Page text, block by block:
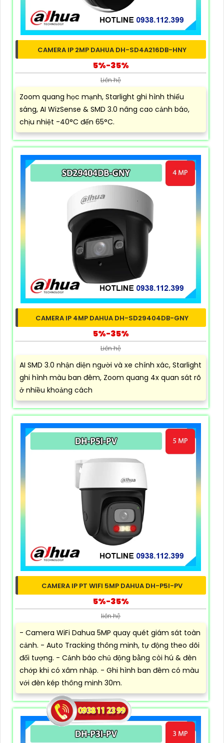
CAMERA IP 2MP DAHUA DH-SD4A216DB-HNY
5%-35%
Liên hệ
Zoom quang học mạnh, Starlight ghi hình thiếu
sáng, AI WizSense & SMD 3.0 nâng cao cảnh báo,
chịu nhiệt -40°C đến 65°C.
CAMERA IP 4MP DAHUA DH-SD29404DB-GNY
5%-35%
Liên hệ
AI SMD 3.0 nhận diện người và xe chính xác, Starlight
ghi hình màu ban đêm, Zoom quang 4x quan sát rõ
ở nhiều khoảng cách
CAMERA IP PT WIFI 5MP DAHUA DH-P5I-PV
5%-35%
liên hệ
- Camera WiFi Dahua 5MP quay quét giám sát toàn
cảnh. - Auto Tracking thông minh, tự động theo dõi
đối tượng. - Cảnh báo chủ động bằng còi hú & đèn
chớp khi có xâm nhập. - Ghi hình ban đêm có màu
với đèn kép thông minh 30m.